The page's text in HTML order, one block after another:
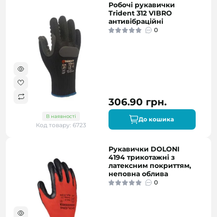
В наявності
Код товару: 6723
Робочі рукавички
Trident 312 VIBRO
антивібраційні
0
306.90 грн.
До кошика
Рукавички DOLONI
4194 трикотажні з
латексним покриттям,
неповна облива
0